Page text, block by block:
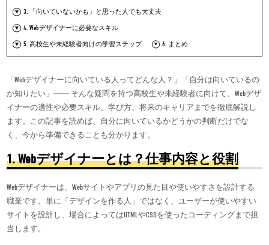
3. 「向いていないかも」と思った人でも大丈夫
4. Webデザイナーに必要なスキル
5. 高校生や未経験者向けの学習ステップ 6. まとめ
「Webデザイナーに向いている人ってどんな人？」「自分は向いているの
か知りたい」―― そんな疑問を持つ高校生や未経験者に向けて、Webデザ
イナーの適性や必要スキル、学び方、将来のキャリアまでを徹底解説し
ます。この記事を読めば、自分に向いているかどうかの判断だけでな
く、今から準備できることも分かります。
1. Webデザイナーとは？仕事内容と役割
Webデザイナーは、Webサイトやアプリの見た目や使いやすさを設計する
職業です。単に「デザインを作る人」ではなく、ユーザーが使いやすい
サイトを設計し、場合によってはHTMLやCSSを使ったコーディングまで担
当します。